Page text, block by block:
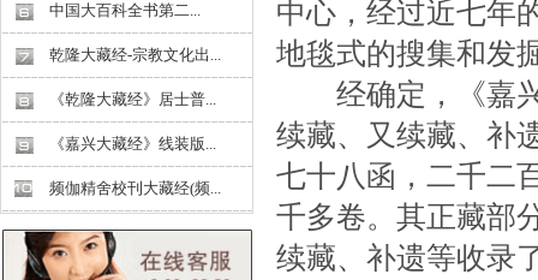
中国大百科全书第二...
乾隆大藏经-宗教文化出...
《乾隆大藏经》居士普...
《嘉兴大藏经》线装版...
频伽精舍校刊大藏经(频...
中心，经过近七年
地毯式的搜集和发
经确定，《嘉兴
续藏、又续藏、补
七十八函，二千二
千多卷。其正藏部
续藏、补遗等收录